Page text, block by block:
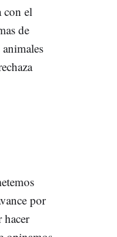
con el
de
por
hacer